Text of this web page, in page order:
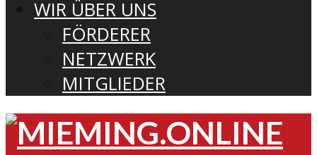
WIR ÜBER UNS
FÖRDERER
NETZWERK
MITGLIEDER